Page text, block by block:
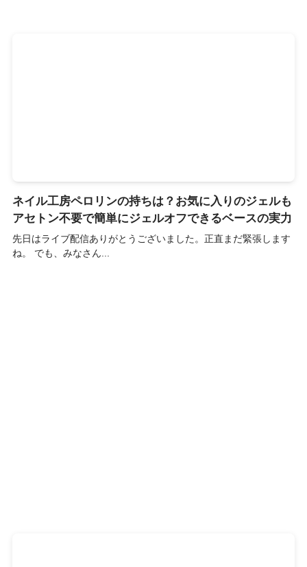
ネイル工房ペロリンの持ちは？お気に入りのジェルも
アセトン不要で簡単にジェルオフできるベースの実力
先日はライブ配信ありがとうございました。正直まだ緊張します
ね。 でも、みなさん...